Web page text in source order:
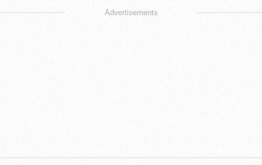
Advertisements